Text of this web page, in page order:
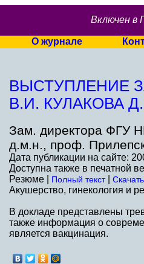
Включен в
О журнале
ВЫСТУПЛЕНИЕ
В.И. КУЛАКОВА
Зам. директора ФГУ
д.м.н., проф.
Дата публикации на сайте:
Доступна также в печатной
Резюме | Полный текст|
Акушерство, гинекология и
В докладе представлены
также информация о
является вакцинация.